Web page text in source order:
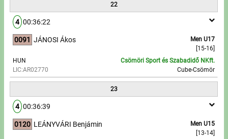
22
4 00:36:22
0091
Men U17
[15-16]
JÁNOSI Ákos
HUN
LIC:AR02770
Csömöri Sport és Szabadidő NKft.
Cube-Csömör
23
4 00:36:39
0120
Men U15
[13-14]
LEÁNYVÁRI Benjámin